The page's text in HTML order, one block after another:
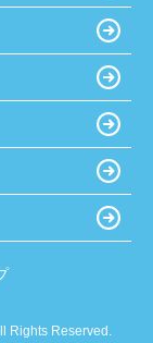
Rights Reserved.